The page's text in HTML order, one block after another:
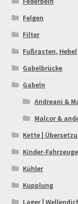
Reset Password
Shop
Support
Términos y
Warenkorb
Felgen
Filter
Fußrasten, Hebel
Gabelbrücke
Gabeln
Andreani &
Malcor &
Kette |
Kinder-Fahrzeuge
Kühler
Kupplung
Lager |